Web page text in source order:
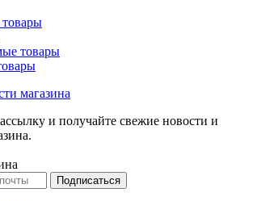
товары
магазина
и получайте свежие новости и